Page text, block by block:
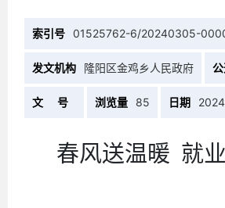
索引号 01525762-6/20240305-
发文机构 隆阳区金鸡乡人民政府
文 号 浏览量 85 日期
春风送温暖 就